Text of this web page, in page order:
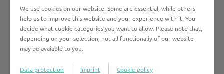
Unsere Mediathek
Die Vorträge der Internationalen Thomas
We use cookies on our website. Some are essential, while others
help us to improve this website and your experience with it. You
decide what cookie categories you want to allow. Please note that,
depending on your selection, not all functionaliy of our website
may be avaiable to you.
Data protection Imprint Cookie policy